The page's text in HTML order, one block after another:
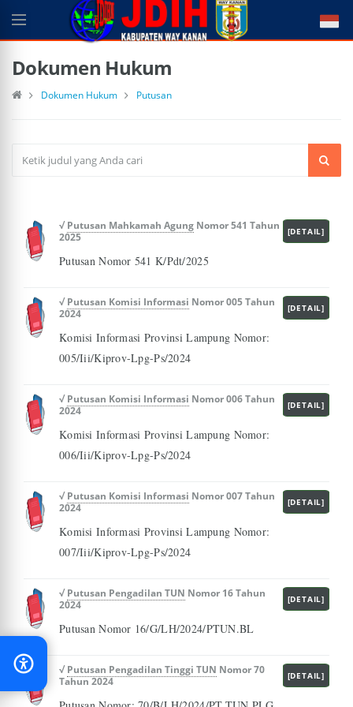
Dokumen Hukum
Dokumen Hukum Putusan
[DETAIL]
√Putusan Mahkamah Agung Nomor 541 Tahun
2025
Putusan Nomor 541 K/Pdt/2025
[DETAIL]
√Putusan Komisi Informasi Nomor 005 Tahun
2024
Komisi Informasi Provinsi Lampung Nomor:
005/Iii/Kiprov-Lpg-Ps/2024
[DETAIL]
√Putusan Komisi Informasi Nomor 006 Tahun
2024
Komisi Informasi Provinsi Lampung Nomor:
006/Iii/Kiprov-Lpg-Ps/2024
[DETAIL]
√Putusan Komisi Informasi Nomor 007 Tahun
2024
Komisi Informasi Provinsi Lampung Nomor:
007/Iii/Kiprov-Lpg-Ps/2024
[DETAIL]
√Putusan Pengadilan TUN Nomor 16 Tahun
2024
Putusan Nomor 16/G/LH/2024/PTUN.BL
[DETAIL]
√Putusan Pengadilan Tinggi TUN Nomor 70
Tahun 2024